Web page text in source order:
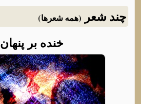
چند شعر (همه شعرها)
خنده بر پنهان